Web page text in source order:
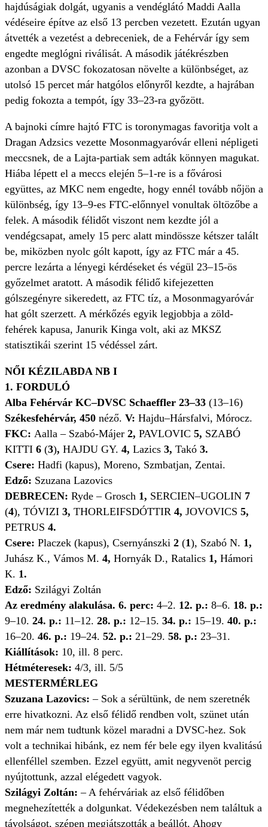
hajdúságiak dolgát, ugyanis a vendéglátó Maddi Aalla
védéseire építve az első 13 percben vezetett. Ezután ugyan
átvették a vezetést a debreceniek, de a Fehérvár így sem
engedte meglógni riválisát. A második játékrészben
azonban a DVSC fokozatosan növelte a különbséget, az
utolsó 15 percet már hatgólos előnyről kezdte, a hajrában
pedig fokozta a tempót, így 33–23-ra győzött.
A bajnoki címre hajtó FTC is toronymagas favoritja volt a
Dragan Adzsics vezette Mosonmagyaróvár elleni népligeti
meccsnek, de a Lajta-partiak sem adták könnyen magukat.
Hiába lépett el a meccs elején 5–1-re is a fővárosi
együttes, az MKC nem engedte, hogy ennél tovább nőjön a
különbség, így 13–9-es FTC-előnnyel vonultak öltözőbe a
felek. A második félidőt viszont nem kezdte jól a
vendégcsapat, amely 15 perc alatt mindössze kétszer talált
be, miközben nyolc gólt kapott, így az FTC már a 45.
percre lezárta a lényegi kérdéseket és végül 23–15-ös
győzelmet aratott. A második félidő kifejezetten
gólszegényre sikeredett, az FTC tíz, a Mosonmagyaróvár
hat gólt szerzett. A mérkőzés egyik legjobbja a zöld-
fehérek kapusa, Janurik Kinga volt, aki az MKSZ
statisztikái szerint 15 védéssel zárt.
NŐI KÉZILABDA NB I
1. FORDULÓ
Alba Fehérvár KC–DVSC Schaeffler 23–33 (13–16)
Székesfehérvár, 450 néző. V: Hajdu–Hársfalvi, Mórocz.
FKC: Aalla – Szabó-Májer 2, PAVLOVIC 5, SZABÓ
KITTI 6 (3), HAJDU GY. 4, Lazics 3, Takó 3.
Csere: Hadfi (kapus), Moreno, Szmbatjan, Zentai.
Edző: Szuzana Lazovics
DEBRECEN: Ryde – Grosch 1, SERCIEN–UGOLIN 7
(4), TÓVIZI 3, THORLEIFSDÓTTIR 4, JOVOVICS 5,
PETRUS 4.
Csere: Placzek (kapus), Csernyánszki 2 (1), Szabó N. 1,
Juhász K., Vámos M. 4, Hornyák D., Ratalics 1, Hámori
K. 1.
Edző: Szilágyi Zoltán
Az eredmény alakulása. 6. perc: 4–2. 12. p.: 8–6. 18. p.:
9–10. 24. p.: 11–12. 28. p.: 12–15. 34. p.: 15–19. 40. p.:
16–20. 46. p.: 19–24. 52. p.: 21–29. 58. p.: 23–31.
Kiállítások: 10, ill. 8 perc.
Hétméteresek: 4/3, ill. 5/5
MESTERMÉRLEG
Szuzana Lazovics:– Sok a sérültünk, de nem szeretnék
erre hivatkozni. Az első félidő rendben volt, szünet után
nem már nem tudtunk közel maradni a DVSC-hez. Sok
volt a technikai hibánk, ez nem fér bele egy ilyen kvalitású
ellenféllel szemben. Ezzel együtt, amit negyvenöt percig
nyújtottunk, azzal elégedett vagyok.
Szilágyi Zoltán: – A fehérváriak az első félidőben
megnehezítették a dolgunkat. Védekezésben nem találtuk a
távolságot, szépen megjátszották a beállót. Ahogy